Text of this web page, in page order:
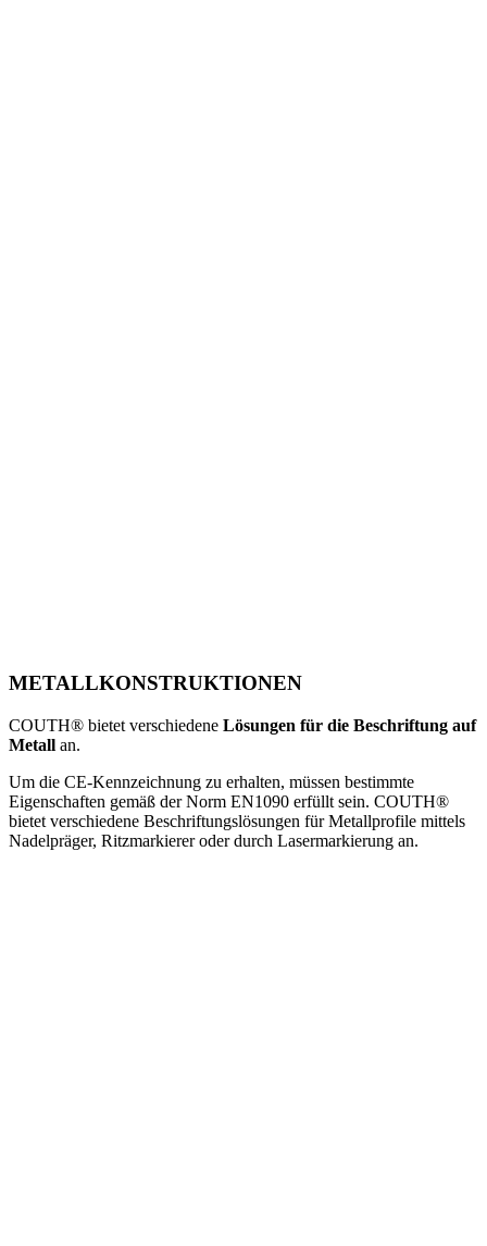
METALLKONSTRUKTIONEN
COUTH® bietet verschiedene Lösungen für die Beschriftung auf
Metall an.
Um die CE-Kennzeichnung zu erhalten, müssen bestimmte
Eigenschaften gemäß der Norm EN1090 erfüllt sein. COUTH®
bietet verschiedene Beschriftungslösungen für Metallprofile mittels
Nadelpräger, Ritzmarkierer oder durch Lasermarkierung an.